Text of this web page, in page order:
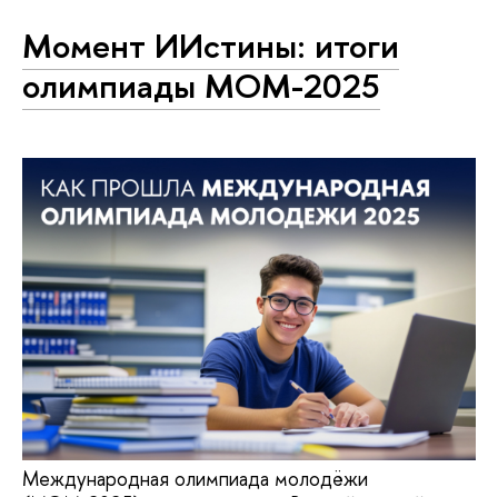
Момент ИИстины: итоги
олимпиады МОМ-2025
Международная олимпиада молодёжи